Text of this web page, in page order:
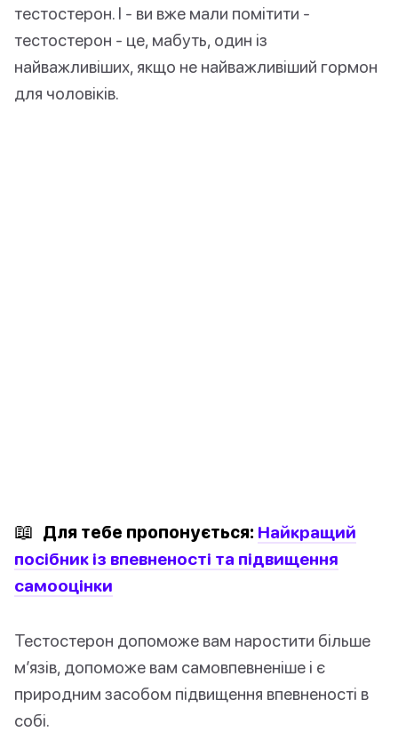
тестостерон. І - ви вже мали помітити -
тестостерон - це, мабуть, один із
найважливіших, якщо не найважливіший гормон
для чоловіків.
📖 Для тебе пропонується: Найкращий
посібник із впевненості та підвищення
самооцінки
Тестостерон допоможе вам наростити більше
м’язів, допоможе вам самовпевненіше і є
природним засобом підвищення впевненості в
собі.